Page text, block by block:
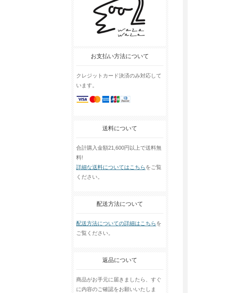
お支払い方法について
クレジットカード決済のみ対応して
います。
送料について
合計購入金額21,600円以上で送料無
料!
詳細な送料についてはこちらをご覧
ください。
配送方法について
配送方法についての詳細はこちらを
ご覧ください。
返品について
商品がお手元に届きましたら、すぐ
に内容のご確認をお願いいたしま